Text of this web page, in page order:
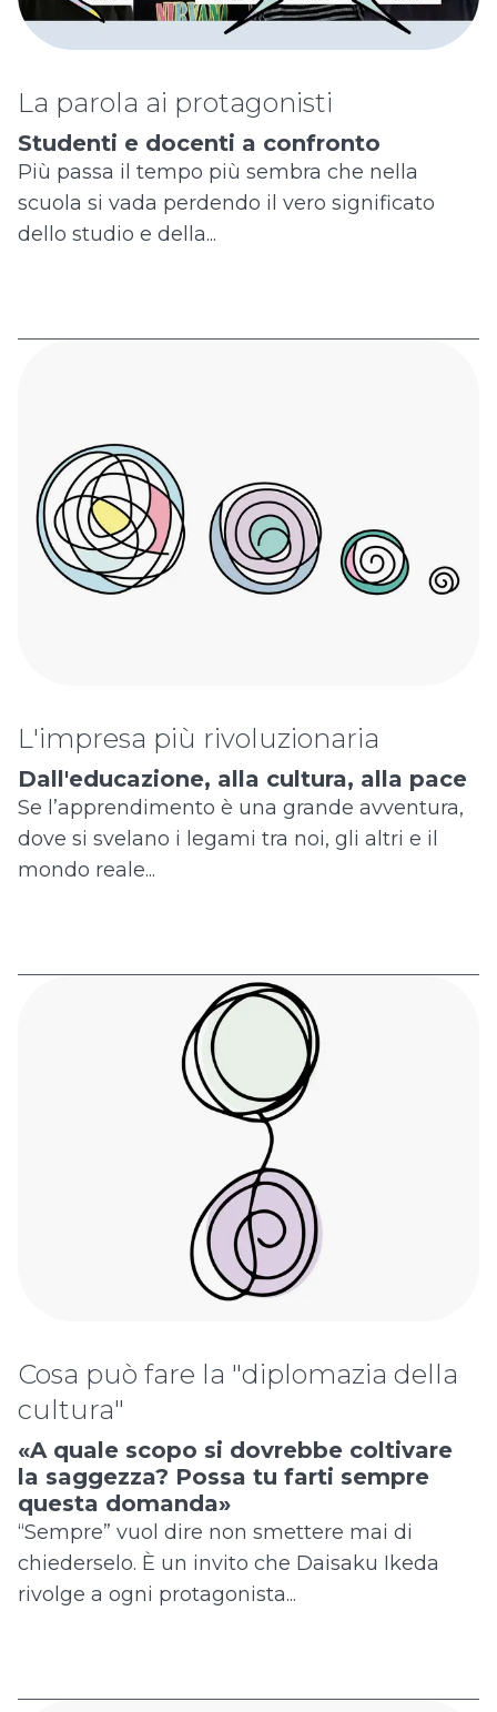
La parola ai protagonisti
Studenti e docenti a confronto
Più passa il tempo più sembra che nella
scuola si vada perdendo il vero significato
dello studio e della...
L'impresa più rivoluzionaria
Dall'educazione, alla cultura, alla pace
Se l’apprendimento è una grande avventura,
dove si svelano i legami tra noi, gli altri e il
mondo reale...
Cosa può fare la "diplomazia della
cultura"
«A quale scopo si dovrebbe coltivare
la saggezza? Possa tu farti sempre
questa domanda»
“Sempre” vuol dire non smettere mai di
chiederselo. È un invito che Daisaku Ikeda
rivolge a ogni protagonista...